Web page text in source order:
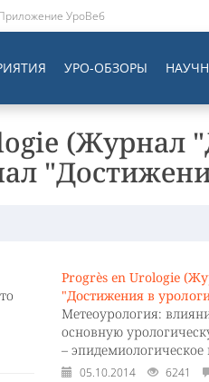
УроВеб
УРО-ОБЗОРЫ
(Журнал
Progrès en Urologie
"Достижения в
Метеоурология:
основную
– эпидемиологическое
05.10.2014 6241